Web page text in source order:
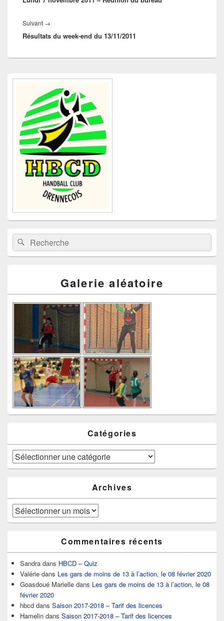
Suivant →
suivant :
Résultats du week-end du 13/11/2011
Zone
barre
latérale
Recherche :Rechercher
Galerie aléatoire
Catégories
Catégories
Archives
Archives
Commentaires récents
Sandra dans HBCD – Quiz
Valérie dans Les gars de moins de 13 à l’action, le 08 février 2020
Goasdoué Marielle dans Les gars de moins de 13 à l’action, le 08
février 2020
hbcd dans Saison 2017-2018 – Tarif des licences
Hamelin dans Saison 2017-2018 – Tarif des licences